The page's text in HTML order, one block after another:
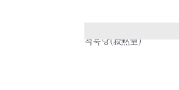
적묵당(寂黙堂)